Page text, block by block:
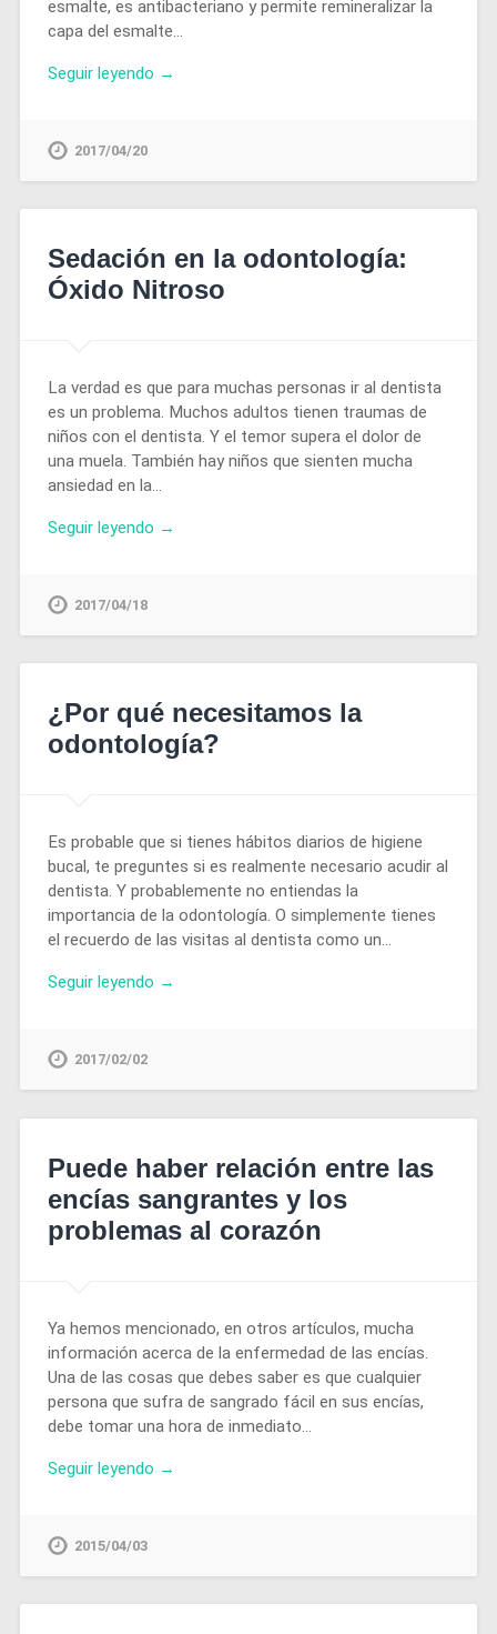
esmalte, es antibacteriano y permite remineralizar la
capa del esmalte…
Seguir leyendo →
2017/04/20
Sedación en la odontología:
Óxido Nitroso
La verdad es que para muchas personas ir al dentista
es un problema. Muchos adultos tienen traumas de
niños con el dentista. Y el temor supera el dolor de
una muela. También hay niños que sienten mucha
ansiedad en la…
Seguir leyendo →
2017/04/18
¿Por qué necesitamos la
odontología?
Es probable que si tienes hábitos diarios de higiene
bucal, te preguntes si es realmente necesario acudir al
dentista. Y probablemente no entiendas la
importancia de la odontología. O simplemente tienes
el recuerdo de las visitas al dentista como un…
Seguir leyendo →
2017/02/02
Puede haber relación entre las
encías sangrantes y los
problemas al corazón
Ya hemos mencionado, en otros artículos, mucha
información acerca de la enfermedad de las encías.
Una de las cosas que debes saber es que cualquier
persona que sufra de sangrado fácil en sus encías,
debe tomar una hora de inmediato…
Seguir leyendo →
2015/04/03